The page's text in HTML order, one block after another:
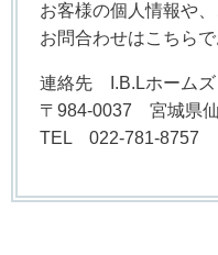
お客様の個人情報や
お問合わせはこちらで
連絡先 I.B.Lホームズ
〒984-0037 宮城県
TEL 022-781-8757